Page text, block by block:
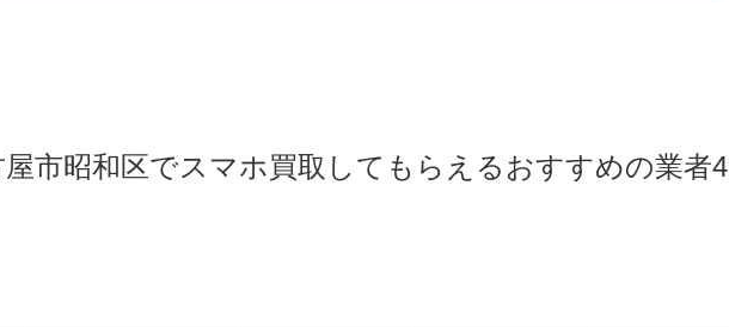
屋市昭和区でスマホ買取してもらえるおすすめの業者4